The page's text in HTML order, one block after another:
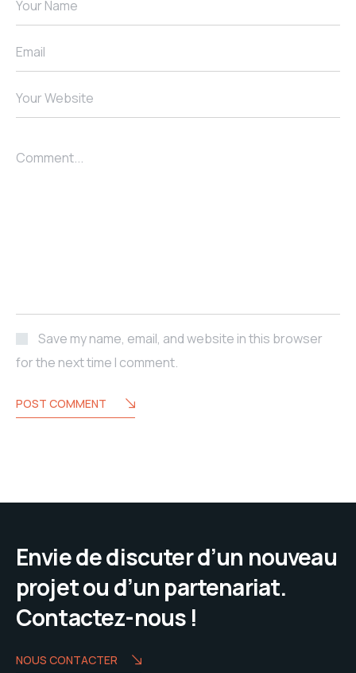
Your Name
Email
Your Website
Comment...
Save my name, email, and website in this browser
for the next time I comment.
POST COMMENT
Envie de discuter d’un nouveau
projet ou d’un partenariat.
Contactez-nous !
NOUS CONTACTER